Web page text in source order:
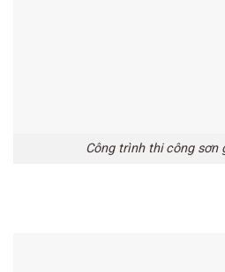
Công trình thi công sơn